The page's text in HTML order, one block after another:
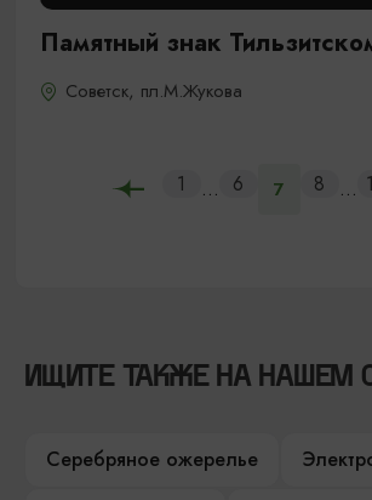
Памятный знак
Советск, пл.М.Жукова
1 ... 6 7 8 ...
ИЩИТЕ ТАКЖЕ НА НАШЕМ
Серебряное ожерелье